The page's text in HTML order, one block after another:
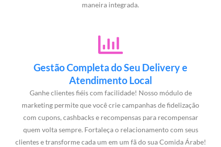
maneira integrada.
Gestão Completa do Seu Delivery e
Atendimento Local
Ganhe clientes fiéis com facilidade! Nosso módulo de
marketing permite que você crie campanhas de fidelização
com cupons, cashbacks e recompensas para recompensar
quem volta sempre. Fortaleça o relacionamento com seus
clientes e transforme cada um em um fã do sua Comida Árabe!